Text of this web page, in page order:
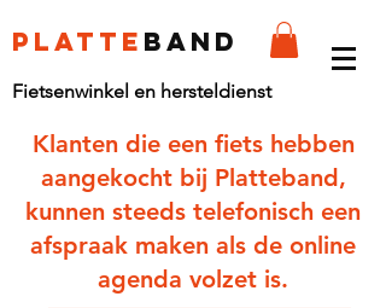
platte band
Fietsenwinkel en hersteldienst
Klanten die een fiets hebben
aangekocht bij Platteband,
kunnen steeds telefonisch een
afspraak maken als de online
agenda volzet is.